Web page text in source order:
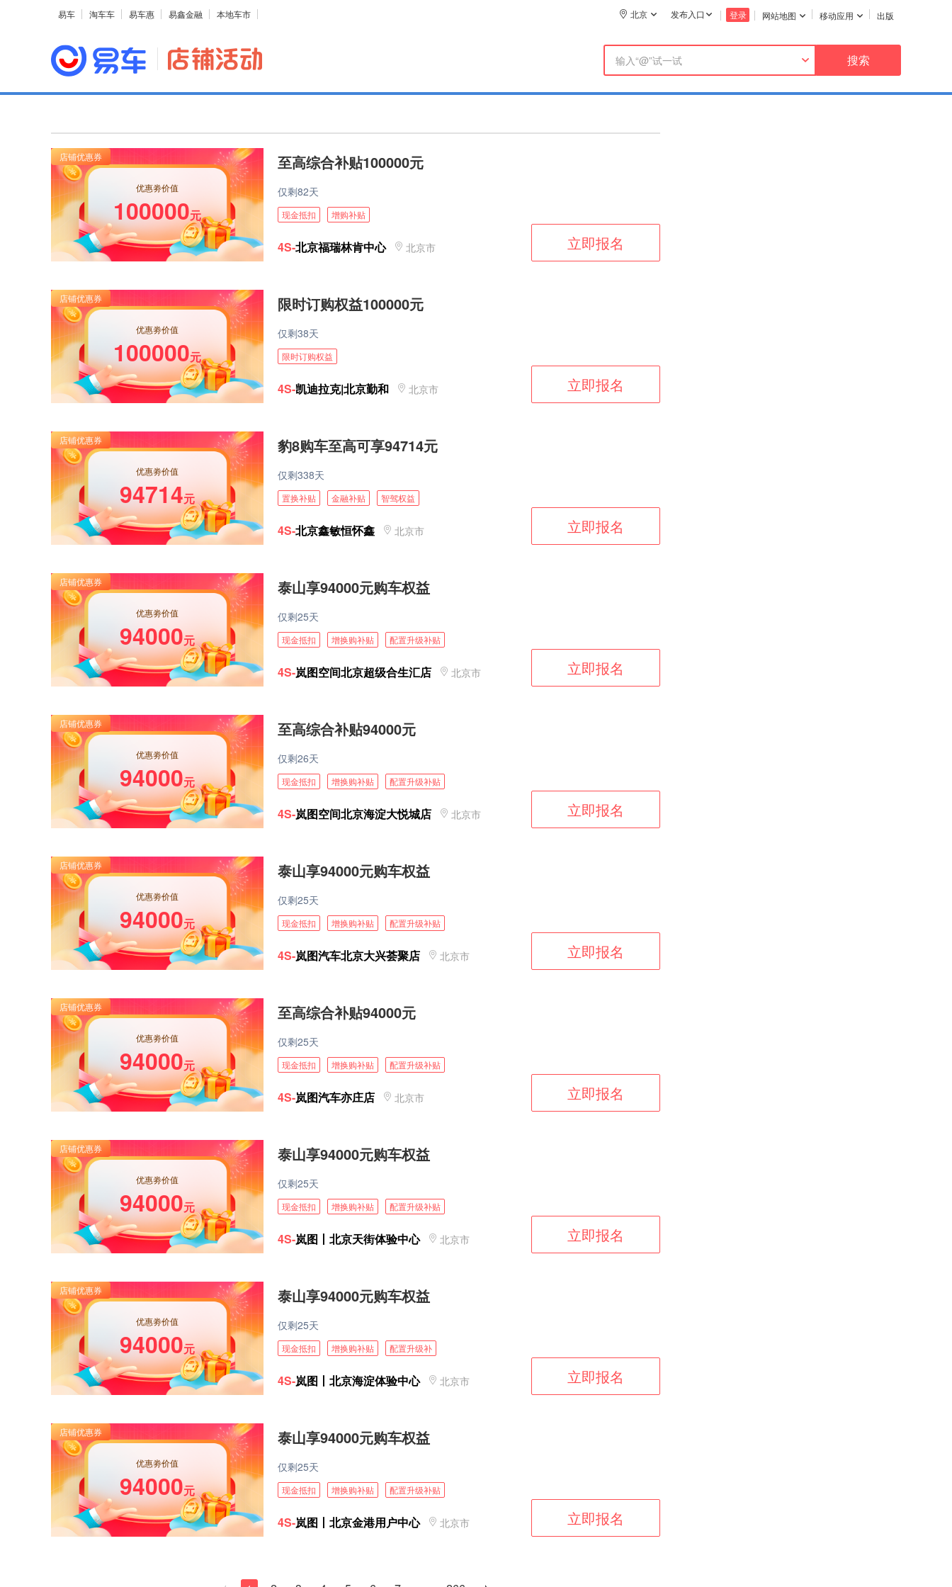
易车 淘车车 易车惠 易鑫金融 本地车市 网站地图 移动应用 出版
登录
发布入口
北京
优惠劵价值
100000元
至高综合补贴100000元
仅剩82天
现金抵扣 增购补贴
4S-北京福瑞林肯中心 北京市 立即报名
优惠劵价值
100000元
限时订购权益100000元
仅剩38天
限时订购权益
4S-凯迪拉克|北京勤和 北京市 立即报名
优惠劵价值
94714元
豹8购车至高可享94714元
仅剩338天
置换补贴 金融补贴 智驾权益
4S-北京鑫敏恒怀鑫 北京市 立即报名
优惠劵价值
94000元
泰山享94000元购车权益
仅剩25天
现金抵扣 增换购补贴 配置升级补贴
4S-岚图空间北京超级合生汇店 北京市 立即报名
优惠劵价值
94000元
至高综合补贴94000元
仅剩26天
现金抵扣 增换购补贴 配置升级补贴
4S-岚图空间北京海淀大悦城店 北京市 立即报名
优惠劵价值
94000元
泰山享94000元购车权益
仅剩25天
现金抵扣 增换购补贴 配置升级补贴
4S-岚图汽车北京大兴荟聚店 北京市 立即报名
优惠劵价值
94000元
至高综合补贴94000元
仅剩25天
现金抵扣 增换购补贴 配置升级补贴
4S-岚图汽车亦庄店 北京市 立即报名
优惠劵价值
94000元
泰山享94000元购车权益
仅剩25天
现金抵扣 增换购补贴 配置升级补贴
4S-岚图丨北京天街体验中心 北京市 立即报名
优惠劵价值
94000元
泰山享94000元购车权益
仅剩25天
现金抵扣 增换购补贴 配置升级补
4S-岚图丨北京海淀体验中心 北京市 立即报名
优惠劵价值
94000元
泰山享94000元购车权益
仅剩25天
现金抵扣 增换购补贴 配置升级补贴
4S-岚图丨北京金港用户中心 北京市 立即报名